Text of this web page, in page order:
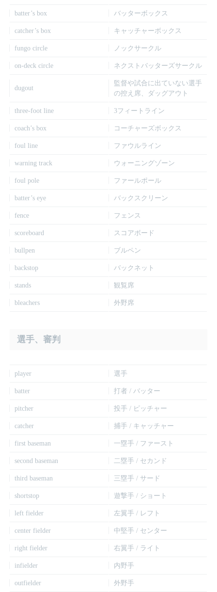
batter’s box バッターボックス
catcher’s box キャッチャーボックス
fungo circle ノックサークル
on-deck circle ネクストバッターズサークル
dugout
監督や試合に出ていない選手
の控え席、ダッグアウト
three-foot line 3フィートライン
coach’s box コーチャーズボックス
foul line ファウルライン
warning track ウォーニングゾーン
foul pole ファールポール
batter’s eye バックスクリーン
fence フェンス
scoreboard スコアボード
bullpen ブルペン
backstop バックネット
stands 観覧席
bleachers 外野席
選手、審判
player 選手
batter 打者 / バッター
pitcher 投手 / ピッチャー
catcher 捕手 / キャッチャー
first baseman 一塁手 / ファースト
second baseman 二塁手 / セカンド
third baseman 三塁手 / サード
shortstop 遊撃手 / ショート
left fielder 左翼手 / レフト
center fielder 中堅手 / センター
right fielder 右翼手 / ライト
infielder 内野手
outfielder 外野手